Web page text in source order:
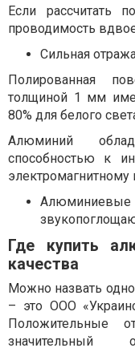
Если рассчитать
проводимость
Сильная
Полированная
толщиной 1 мм
80% для белого
Алюминий
способностью к
Где купить
качества
Можно назвать
– это ООО
Положительные
значительный